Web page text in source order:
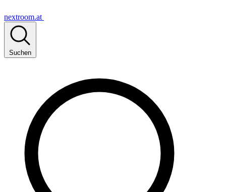
nextroom.at
Suchen